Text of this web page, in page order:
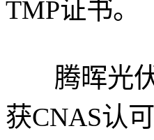
TMP证书。
腾晖光
获CNAS认